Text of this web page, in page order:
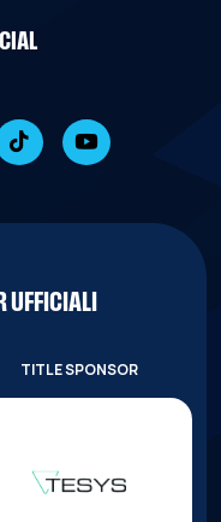
UFFICIALI
TITLE SPONSOR